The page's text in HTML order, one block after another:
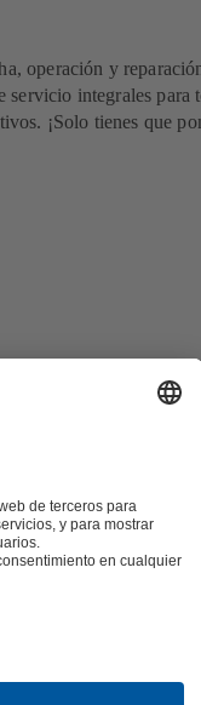
operación y
servicio integrales para
¡Solo tienes que
for pumps and